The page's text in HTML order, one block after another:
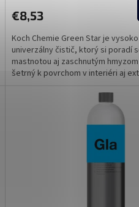
€8,53
Koch Chemie Green Star je
univerzálny čistič, ktorý si poradí
mastnotou aj zaschnutým
šetrný k povrchom v interiéri aj